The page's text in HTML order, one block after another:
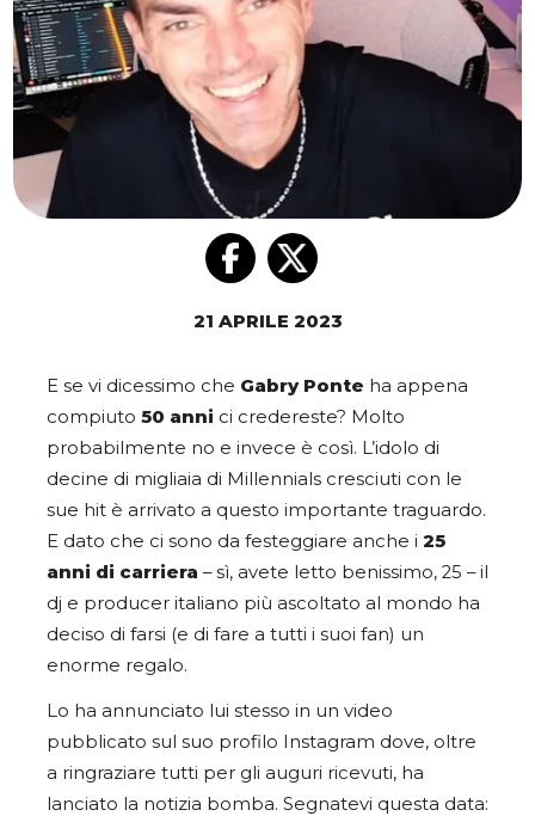
21 APRILE 2023
E se vi dicessimo che Gabry Ponte ha appena
compiuto 50 anni ci credereste? Molto
probabilmente no e invece è così. L’idolo di
decine di migliaia di Millennials cresciuti con le
sue hit è arrivato a questo importante traguardo.
E dato che ci sono da festeggiare anche i 25
anni di carriera – sì, avete letto benissimo, 25 – il
dj e producer italiano più ascoltato al mondo ha
deciso di farsi (e di fare a tutti i suoi fan) un
enorme regalo.
Lo ha annunciato lui stesso in un video
pubblicato sul suo profilo Instagram dove, oltre
a ringraziare tutti per gli auguri ricevuti, ha
lanciato la notizia bomba. Segnatevi questa data: